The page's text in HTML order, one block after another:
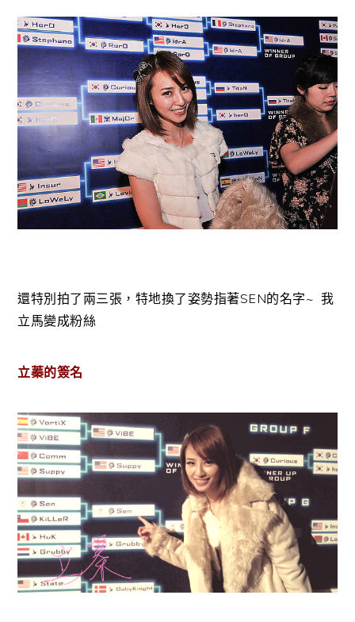
還特別拍了兩三張，特地換了姿勢指著SEN的名字~ 我
立馬變成粉絲
立蓁的簽名